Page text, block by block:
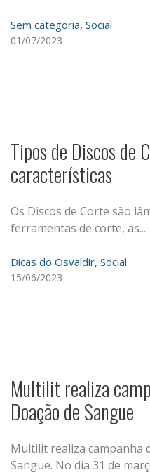
Sem categoria Social
01/07/2023
Tipos de Discos de
características
Os Discos de Corte são
ferramentas de corte, as...
Dicas do Osvaldir Social
15/06/2023
Multilit realiza
Doação de Sangue
Multilit realiza campanha
Sangue. No dia 31 de